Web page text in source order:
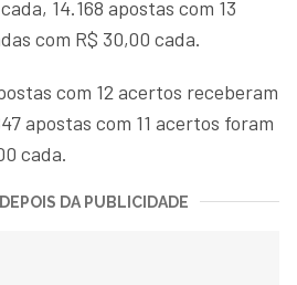
14.168 apostas com 13
com R$ 30,00 cada.
com 12 acertos receberam
apostas com 11 acertos foram
cada.
DA PUBLICIDADE